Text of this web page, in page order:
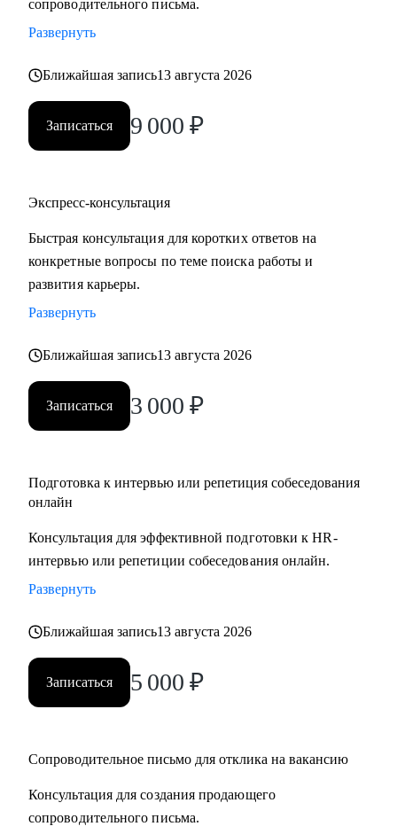
сопроводительного письма.
Развернуть
Ближайшая запись13 августа 2026
Записаться 9 000 ₽
Экспресс-консультация
Быстрая консультация для коротких ответов на
конкретные вопросы по теме поиска работы и
развития карьеры.
Развернуть
Ближайшая запись13 августа 2026
Записаться 3 000 ₽
Подготовка к интервью или репетиция собеседования
онлайн
Консультация для эффективной подготовки к HR-
интервью или репетиции собеседования онлайн.
Развернуть
Ближайшая запись13 августа 2026
Записаться 5 000 ₽
Сопроводительное письмо для отклика на вакансию
Консультация для создания продающего
сопроводительного письма.